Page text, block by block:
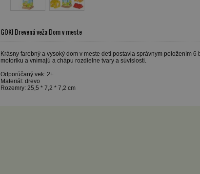
GOKI Drevená veža Dom v meste
Krásny farebný a vysoký dom v meste deti postavia správnym položením
motoriku a vnímajú a chápu rozdielne tvary a súvislosti.
Odporúčaný vek: 2+
Materiál: drevo
Rozemry: 25,5 * 7,2 * 7,2 cm